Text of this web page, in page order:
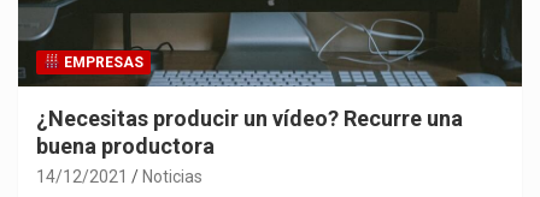
EMPRESAS
¿Necesitas producir un vídeo? Recurre una
buena productora
14/12/2021 Noticias